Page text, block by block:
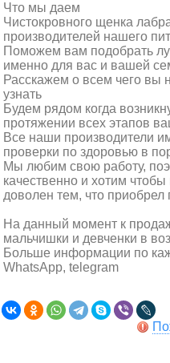
Что мы даем
Чистокровного щенка
производителей нашего
Поможем вам подобрать
именно для вас и вашей
Расскажем о всем чего вы
узнать
Будем рядом когда
протяжении всех этапов
Все наши производители
проверки по здоровью в
Мы любим свою работу,
качественно и хотим
доволен тем, что
На данный момент к
мальчишки и девченки в
Больше информации по
WhatsApp, telegram